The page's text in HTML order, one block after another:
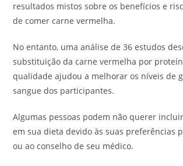
resultados mistos sobre os benefícios e
de comer carne vermelha.
No entanto, uma análise de 36 estudos
substituição da carne vermelha por
qualidade ajudou a melhorar os níveis de
sangue dos participantes.
Algumas pessoas podem não querer
em sua dieta devido às suas preferências
ou ao conselho de seu médico.